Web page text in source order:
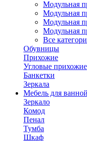
Модульная
Модульная
Модульная
Модульная
Все
Обувницы
Прихожие
Угловые прихожие
Банкетки
Зеркала
Мебель для
Зеркало
Комод
Пенал
Тумба
Шкаф